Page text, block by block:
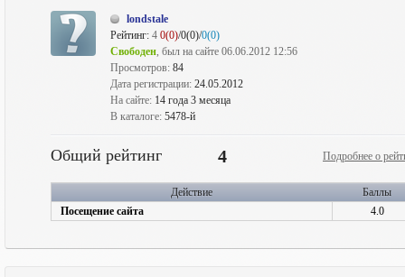
londstale
Рейтинг: 4 0(0)/0(0)/0(0)
Свободен, был на сайте 06.06.2012 12:56
Просмотров: 84
Дата регистрации: 24.05.2012
На сайте: 14 года 3 месяца
В каталоге: 5478-й
Общий рейтинг 4 Подробнее о
Действие
Баллы
Посещение сайта
4.0